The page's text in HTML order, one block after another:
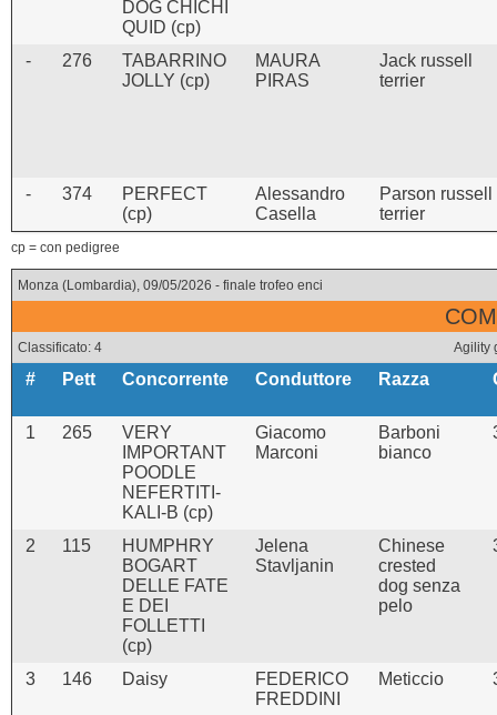
DOG CHICHI
QUID (cp)
-
276
TABARRINO
JOLLY (cp)
MAURA
PIRAS
Jack russell
terrier
- 374
PERFECT
(cp)
Alessandro
Casella
Parson russell
terrier
cp = con pedigree
Monza (Lombardia), 09/05/2026 - finale trofeo enci
Classificato: 4 Agility
# Pett Concorrente Conduttore Razza
1 265
VERY
IMPORTANT
POODLE
NEFERTITI-
KALI-B (cp)
Giacomo
Marconi
Barboni
bianco
2 115
HUMPHRY
BOGART
DELLE FATE
E DEI
FOLLETTI
(cp)
Jelena
Stavljanin
Chinese
crested
dog senza
pelo
3 146 Daisy
FEDERICO
FREDDINI
Meticcio